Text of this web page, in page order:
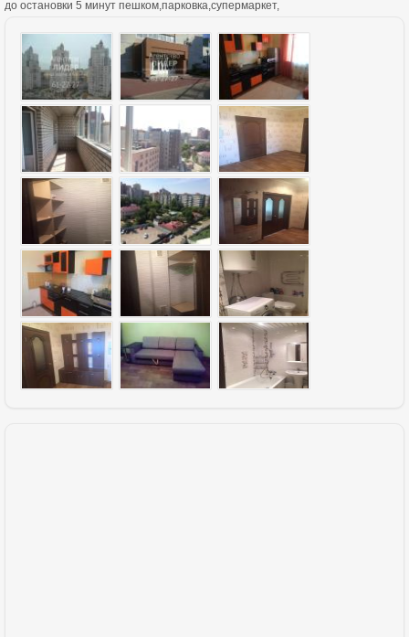
до остановки 5 минут пешком,парковка,супермаркет,